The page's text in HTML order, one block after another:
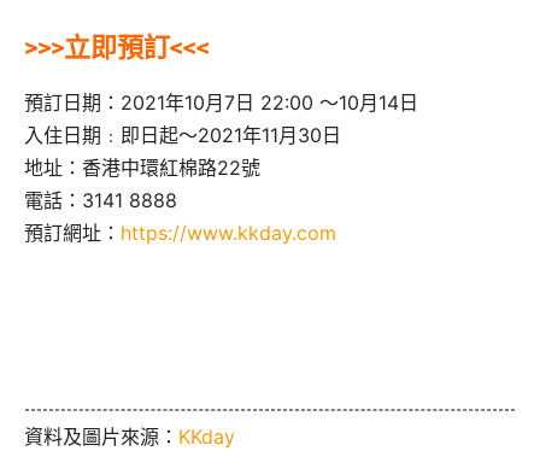
>>>立即預訂<<<
預訂日期：2021年10月7日 22:00 ～10月14日
入住日期﹕即日起～2021年11月30日
地址：香港中環紅棉路22號
電話：3141 8888
預訂網址： https://www.kkday.com
資料及圖片來源： KKday